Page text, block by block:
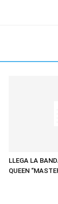
LLEGA LA
QUEEN